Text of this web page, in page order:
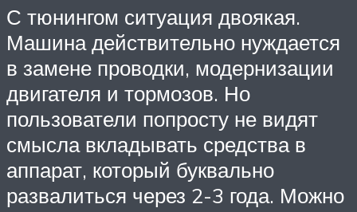
С тюнингом ситуация двоякая.
Машина действительно нуждается
в замене проводки, модернизации
двигателя и тормозов. Но
пользователи попросту не видят
смысла вкладывать средства в
аппарат, который буквально
развалиться через 2-3 года. Можно